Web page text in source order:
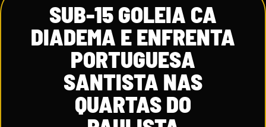
SUB-15 GOLEIA CA
DIADEMA E ENFRENTA
PORTUGUESA
SANTISTA NAS
QUARTAS DO